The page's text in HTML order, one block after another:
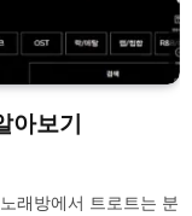
보기
래방에서 트로트는 분